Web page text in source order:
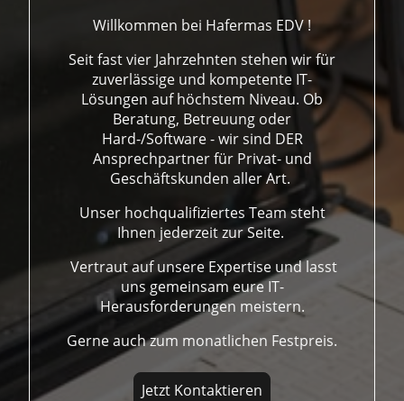
Willkommen bei Hafermas EDV !
Seit fast vier Jahrzehnten stehen wir für
zuverlässige und kompetente IT-
Lösungen auf höchstem Niveau. Ob
Beratung, Betreuung oder
Hard-/Software - wir sind DER
Ansprechpartner für Privat- und
Geschäftskunden aller Art.
Unser hochqualifiziertes Team steht
Ihnen jederzeit zur Seite.
Vertraut auf unsere Expertise und lasst
uns gemeinsam eure IT-
Herausforderungen meistern.
Gerne auch zum monatlichen Festpreis.
Jetzt Kontaktieren